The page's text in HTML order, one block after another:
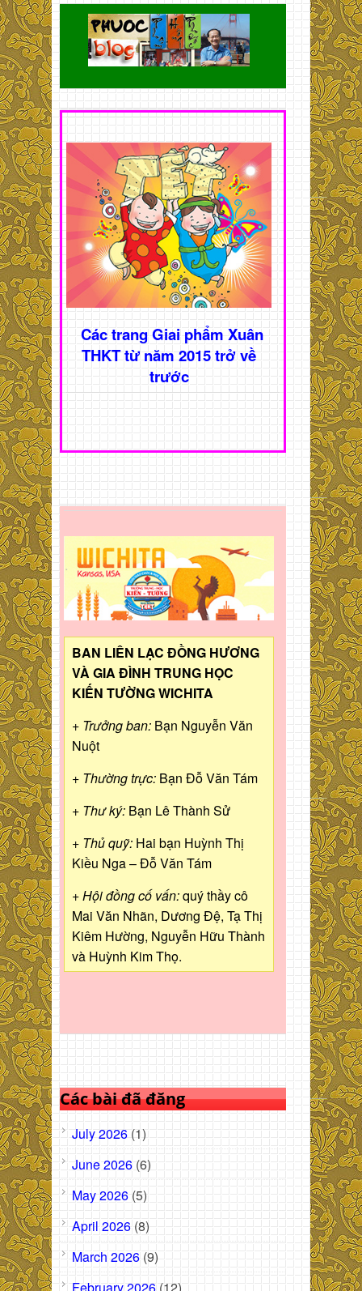
Các trang Giai phẩm Xuân
THKT từ năm 2015 trở về
trước
BAN LIÊN LẠC ĐỒNG HƯƠNG
VÀ GIA ĐÌNH TRUNG HỌC
KIẾN TƯỜNG WICHITA
+ Trưởng ban: Bạn Nguyễn Văn
Nuột
+ Thường trực: Bạn Đỗ Văn Tám
+ Thư ký: Bạn Lê Thành Sử
+ Thủ quỹ: Hai bạn Huỳnh Thị
Kiều Nga – Đỗ Văn Tám
+ Hội đồng cố vấn:quý thầy cô
Mai Văn Nhãn, Dương Đệ, Tạ Thị
Kiêm Hường, Nguyễn Hữu Thành
và Huỳnh Kim Thọ.
Các bài đã đăng
July 2026 (1)
June 2026 (6)
May 2026 (5)
April 2026 (8)
March 2026 (9)
February 2026 (12)